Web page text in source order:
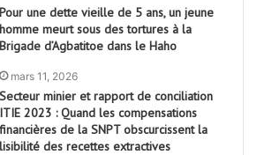
Pour une dette vieille de 5 ans, un jeune
homme meurt sous des tortures à la
Brigade d’Agbatitoe dans le Haho
mars 11, 2026
Secteur minier et rapport de conciliation
ITIE 2023 : Quand les compensations
financières de la SNPT obscurcissent la
lisibilité des recettes extractives